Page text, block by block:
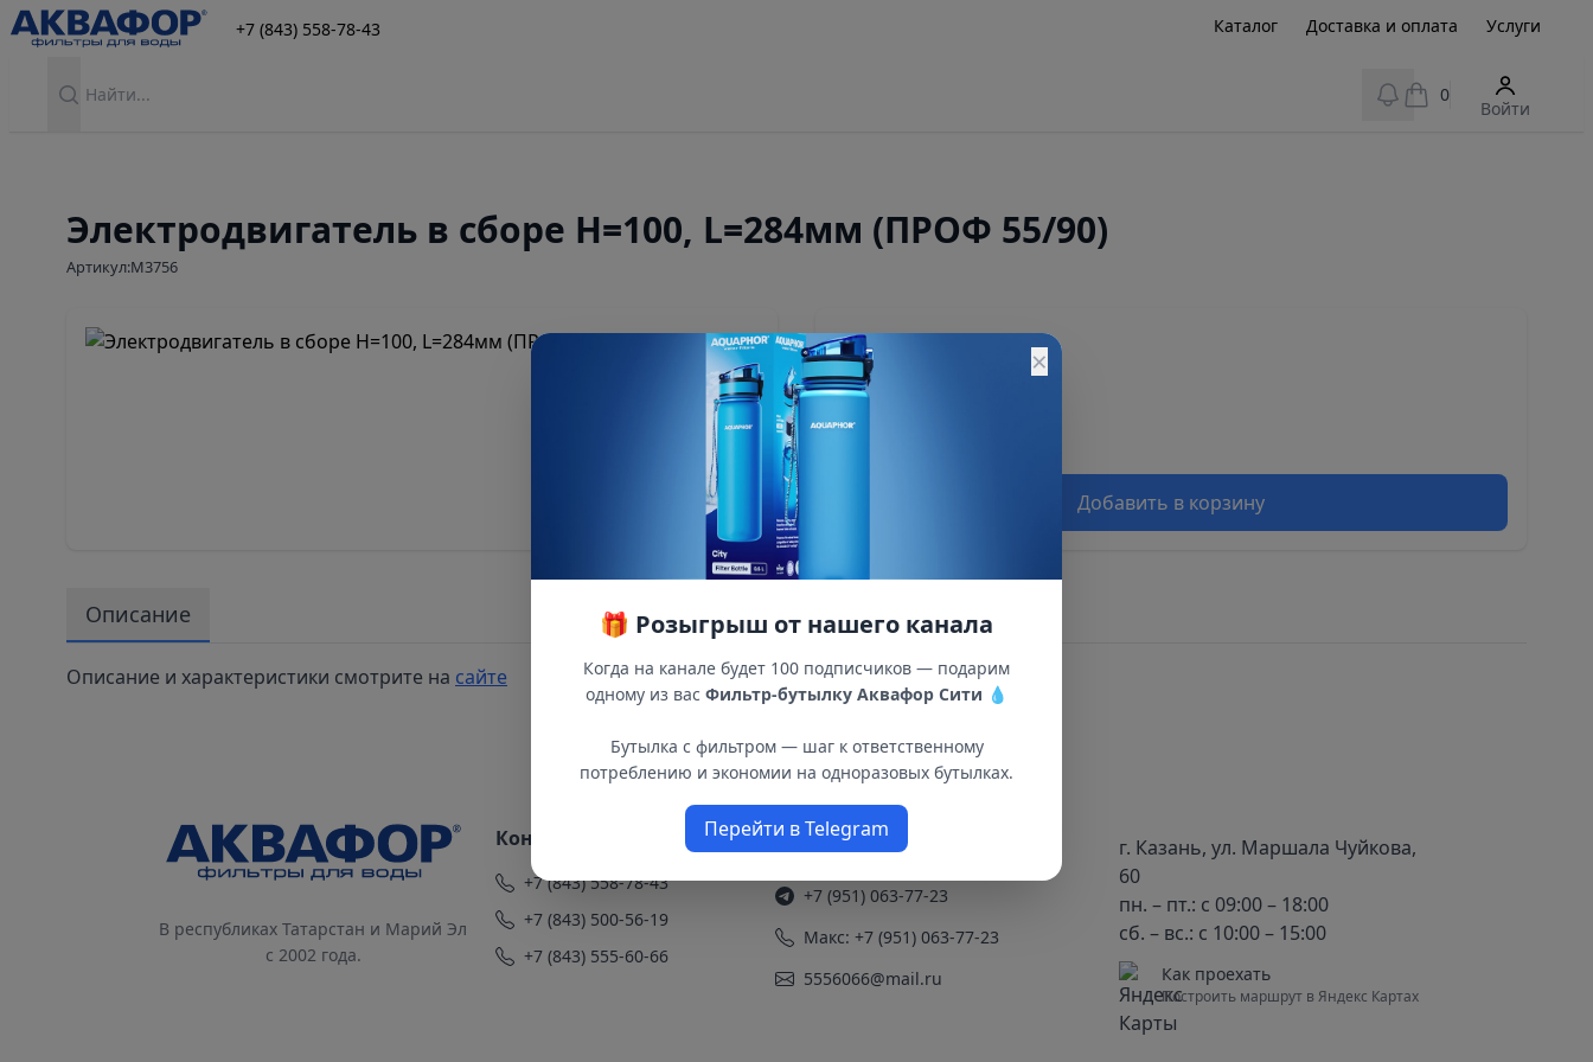
+7 (843) 558-78-43 Каталог Доставка и оплата Услуги
View notifications
0
Войти
Электродвигатель в сборе Н=100, L=284мм (ПРОФ 55/90)
Артикул:М3756
14 900 ₽
15 000 ₽
Остатки:
Основной склад: 2
Добавить в корзину
Описание
Описание и характеристики смотрите на сайте
В республиках Татарстан и Марий Эл
с 2002 года.
Контакты
+7 (843) 558-78-43
+7 (843) 500-56-19
+7 (843) 555-60-66
+7 (951) 063-77-23
+7 (951) 063-77-23
Макс: +7 (951) 063-77-23
5556066@mail.ru
г. Казань, ул. Маршала Чуйкова,
60
пн. – пт.: с 09:00 – 18:00
сб. – вс.: с 10:00 – 15:00
Как проехать
Построить маршрут в Яндекс Картах
×
🎁 Розыгрыш от нашего канала
Когда на канале будет 100 подписчиков — подарим
одному из вас Фильтр-бутылку Аквафор Сити 💧
Бутылка с фильтром — шаг к ответственному
потреблению и экономии на одноразовых бутылках.
Перейти в Telegram